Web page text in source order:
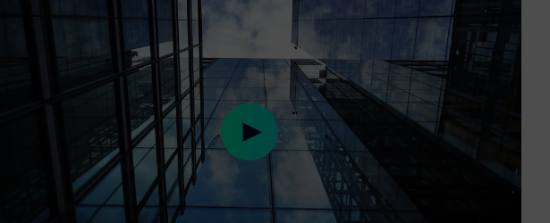
Play